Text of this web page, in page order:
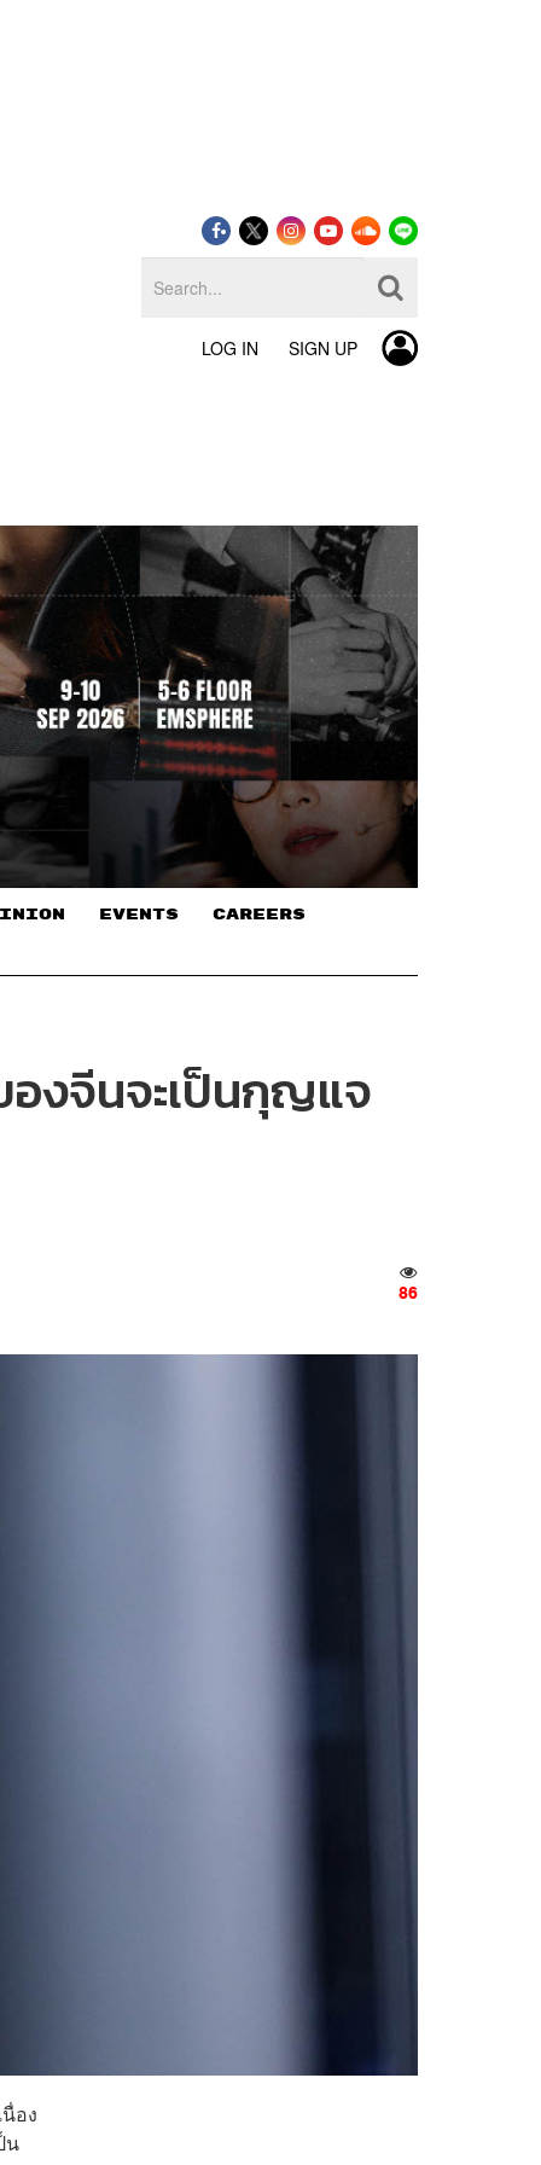
LOG IN SIGN UP
EVENTS CAREERS
องจีนจะเป็นกุญแจ
86
อง
น